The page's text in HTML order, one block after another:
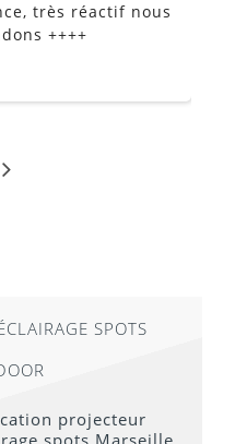
très réactif nous
++++
SPOTS